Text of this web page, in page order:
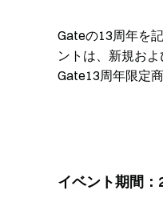
Gateの13周年を
ントは、新規お
Gate13周年限定
イベント期間：